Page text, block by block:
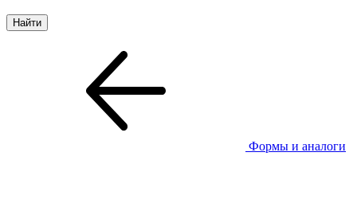
Формы и аналоги